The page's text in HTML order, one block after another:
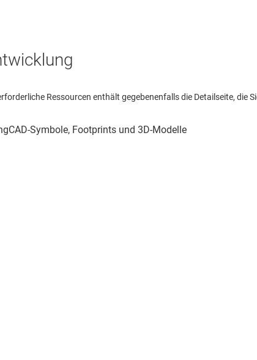
Ressourcen enthält gegebenenfalls die Detailseite, die